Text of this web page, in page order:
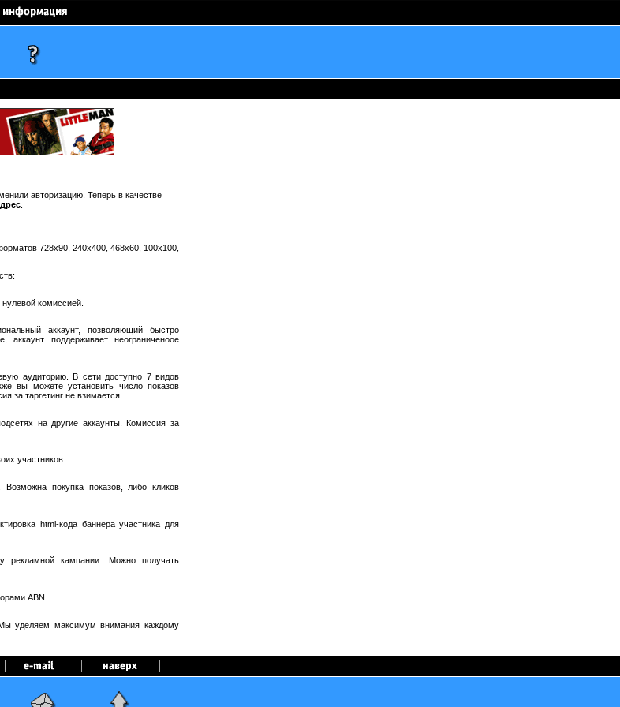
авторизацию. Теперь в качестве
728x90, 240x400, 468x60, 100x100,
комиссией.
аккаунт, позволяющий быстро
поддерживает неограниченоое
аудиторию. В сети доступно 7 видов
вы можете установить число показов
за таргетинг не взимается.
на другие аккаунты. Комиссия за
участников.
покупка показов, либо кликов
html-кода баннера участника для
рекламной кампании. Можно получать
ABN.
уделяем максимум внимания каждому